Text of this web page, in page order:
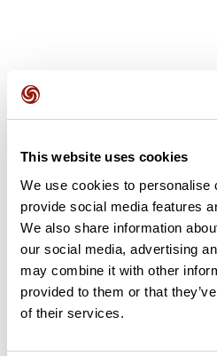
This website uses cookies
We use cookies to personalise
provide social media features
We also share information
our social media, advertising
may combine it with other
provided to them or that
of their services.
Ajouter
Découvrez ce parcours de vélo de